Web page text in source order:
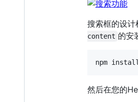
搜索框的设计
content 的安
然后在您的